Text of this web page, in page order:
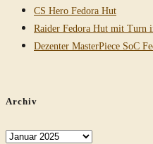
CS Hero Fedora Hut
Raider Fedora Hut mit Turn
Dezenter MasterPiece SoC
Archiv
Archiv